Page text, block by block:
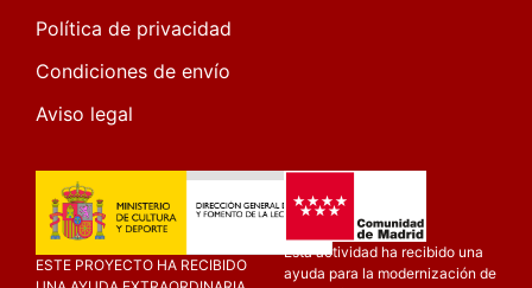
Política de privacidad
Condiciones de envío
Aviso legal
ESTE PROYECTO HA RECIBIDO
Esta actividad ha recibido una
ayuda para la modernización de